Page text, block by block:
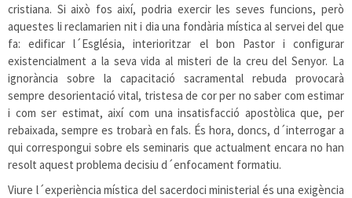
cristiana. Si això fos així, podria exercir les seves funcions, però
aquestes li reclamarien nit i dia una fondària mística al servei del que
fa: edificar l´Església, interioritzar el bon Pastor i configurar
existencialment a la seva vida al misteri de la creu del Senyor. La
ignorància sobre la capacitació sacramental rebuda provocarà
sempre desorientació vital, tristesa de cor per no saber com estimar
i com ser estimat, així com una insatisfacció apostòlica que, per
rebaixada, sempre es trobarà en fals. És hora, doncs, d´interrogar a
qui correspongui sobre els seminaris que actualment encara no han
resolt aquest problema decisiu d´enfocament formatiu.
Viure l´experiència mística del sacerdoci ministerial és una exigència